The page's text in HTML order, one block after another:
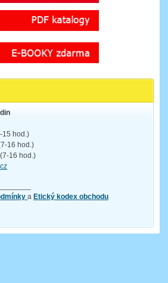
15 hod.)
16 hod.)
16 hod.)
a Etický kodex obchodu